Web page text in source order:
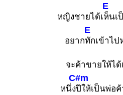
หญิงชายได้เ
E
ห็นเ
อยาก
E
ทักเข้าไป
จะค้าขายให้ได้
หนึ่ง
C#m
ปีให้เป็นพ่อค้